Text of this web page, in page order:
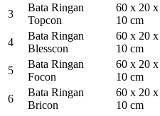
3
Bata Ringan
Topcon
60 x 20 x
10 cm
4
Bata Ringan
Blesscon
60 x 20 x
10 cm
5
Bata Ringan
Focon
60 x 20 x
10 cm
6
Bata Ringan
Bricon
60 x 20 x
10 cm